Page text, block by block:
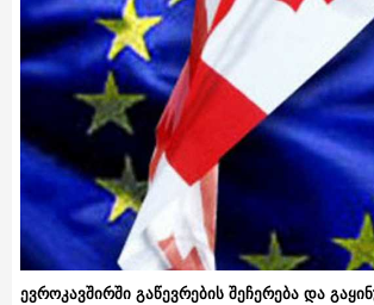
ევროკავშირში გაწევრების შეჩერება და